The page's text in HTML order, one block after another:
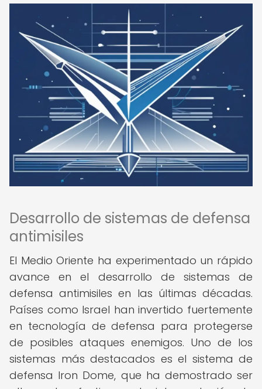
Desarrollo de sistemas de defensa
antimisiles
El Medio Oriente ha experimentado un rápido
avance en el desarrollo de sistemas de
defensa antimisiles en las últimas décadas.
Países como Israel han invertido fuertemente
en tecnología de defensa para protegerse
de posibles ataques enemigos. Uno de los
sistemas más destacados es el sistema de
defensa Iron Dome, que ha demostrado ser